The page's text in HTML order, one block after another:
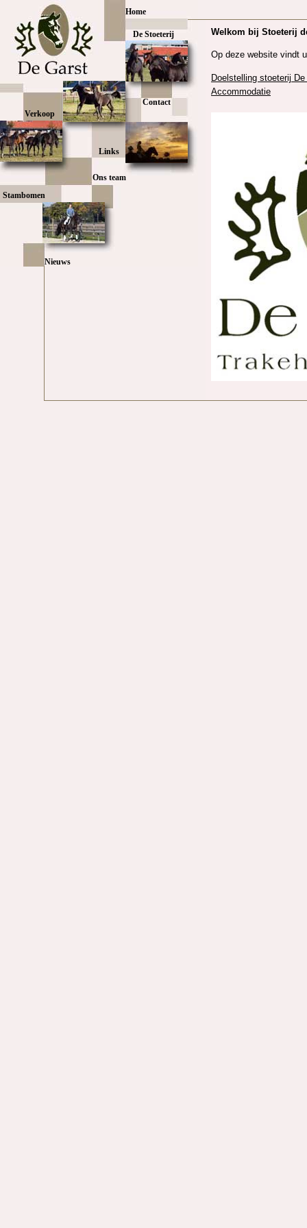
Home
De Stoeterij
Ons team
Contact
Links
Stambomen
Nieuws
Verkoop